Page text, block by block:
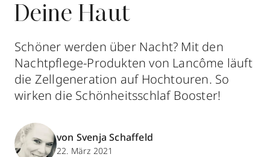
Deine Haut
Schöner werden über Nacht? Mit den
Nachtpflege-Produkten von Lancôme läuft
die Zellgeneration auf Hochtouren. So
wirken die Schönheitsschlaf Booster!
von Svenja Schaffeld
22. März 2021